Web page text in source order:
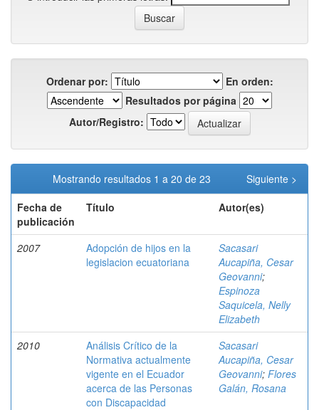
Ordenar por:
En orden:
Resultados por página
Autor/Registro:
Mostrando resultados 1 a 20 de 23
Siguiente >
Fecha de
publicación
Título Autor(es)
2007
Adopción de hijos en la
legislacion ecuatoriana
Sacasari
Aucapiña, Cesar
Geovanni;
Espinoza
Saquicela, Nelly
Elizabeth
2010
Análisis Crítico de la
Normativa actualmente
vigente en el Ecuador
acerca de las Personas
con Discapacidad
Sacasari
Aucapiña, Cesar
Geovanni; Flores
Galán, Rosana